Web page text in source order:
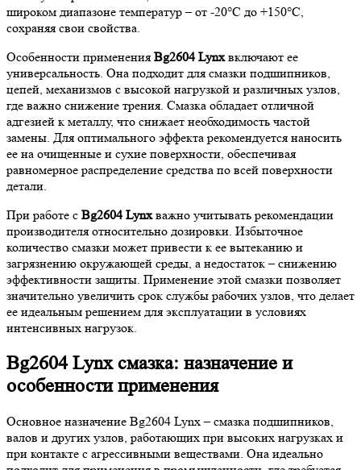
широком диапазоне температур – от -20°C до +150°C,
сохраняя свои свойства.
Особенности применения Bg2604 Lynxвключают ее
универсальность. Она подходит для смазки подшипников,
цепей, механизмов с высокой нагрузкой и различных узлов,
где важно снижение трения. Смазка обладает отличной
адгезией к металлу, что снижает необходимость частой
замены. Для оптимального эффекта рекомендуется наносить
ее на очищенные и сухие поверхности, обеспечивая
равномерное распределение средства по всей поверхности
детали.
При работе с Bg2604 Lynxважно учитывать рекомендации
производителя относительно дозировки. Избыточное
количество смазки может привести к ее вытеканию и
загрязнению окружающей среды, а недостаток – снижению
эффективности защиты. Применение этой смазки позволяет
значительно увеличить срок службы рабочих узлов, что делает
ее идеальным решением для эксплуатации в условиях
интенсивных нагрузок.
Bg2604 Lynx смазка: назначение и
особенности применения
Основное назначение Bg2604 Lynx – смазка подшипников,
валов и других узлов, работающих при высоких нагрузках и
при контакте с агрессивными веществами. Она идеально